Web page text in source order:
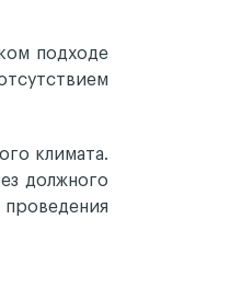
подходе
климата.
должного